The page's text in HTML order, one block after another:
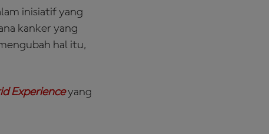
inisiatif yang
kanker yang
hal itu,
Experienceyang